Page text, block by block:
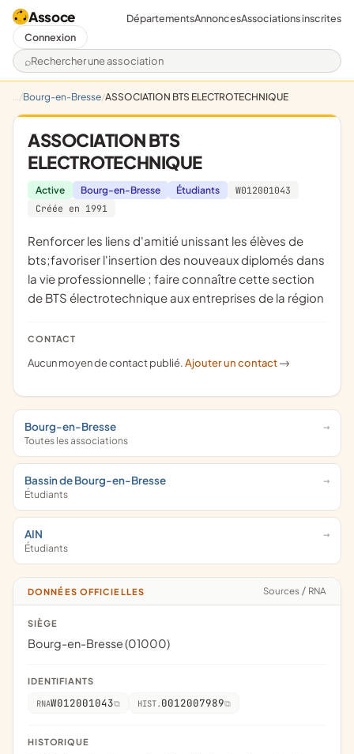
Assoce
Rechercher une association
DépartementsAnnoncesAssociations inscrites
Connexion
Bourg-en-Bresse ASSOCIATION BTS ELECTROTECHNIQUE
ASSOCIATION BTS
ELECTROTECHNIQUE
Active Bourg-en-Bresse Étudiants
W012001043
Créée en 1991
renforcer les liens d'amitié unissant les élèves de
bts;favoriser l'insertion des nouveaux diplomés dans
la vie professionnelle ; faire connaître cette section
de BTS électrotechnique aux entreprises de la région
CONTACT
Aucun moyen de contact publié.Ajouter un contact ->
Bourg-en-Bresse
Toutes les associations
Bassin de Bourg-en-Bresse
Étudiants
AIN
Étudiants
DONNÉES OFFICIELLES Sources / RNA
SIÈGE
Bourg-en-Bresse (01000)
IDENTIFIANTS
RNAW012001043 HIST. 0012007989
HISTORIQUE